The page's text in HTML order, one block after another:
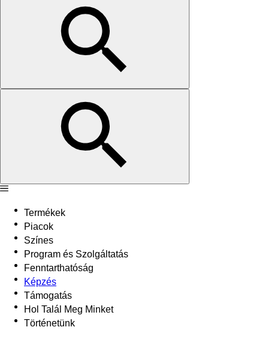
Termékek
Piacok
Színes
Program és Szolgáltatás
Fenntarthatóság
Képzés
Támogatás
Hol Talál Meg Minket
Történetünk